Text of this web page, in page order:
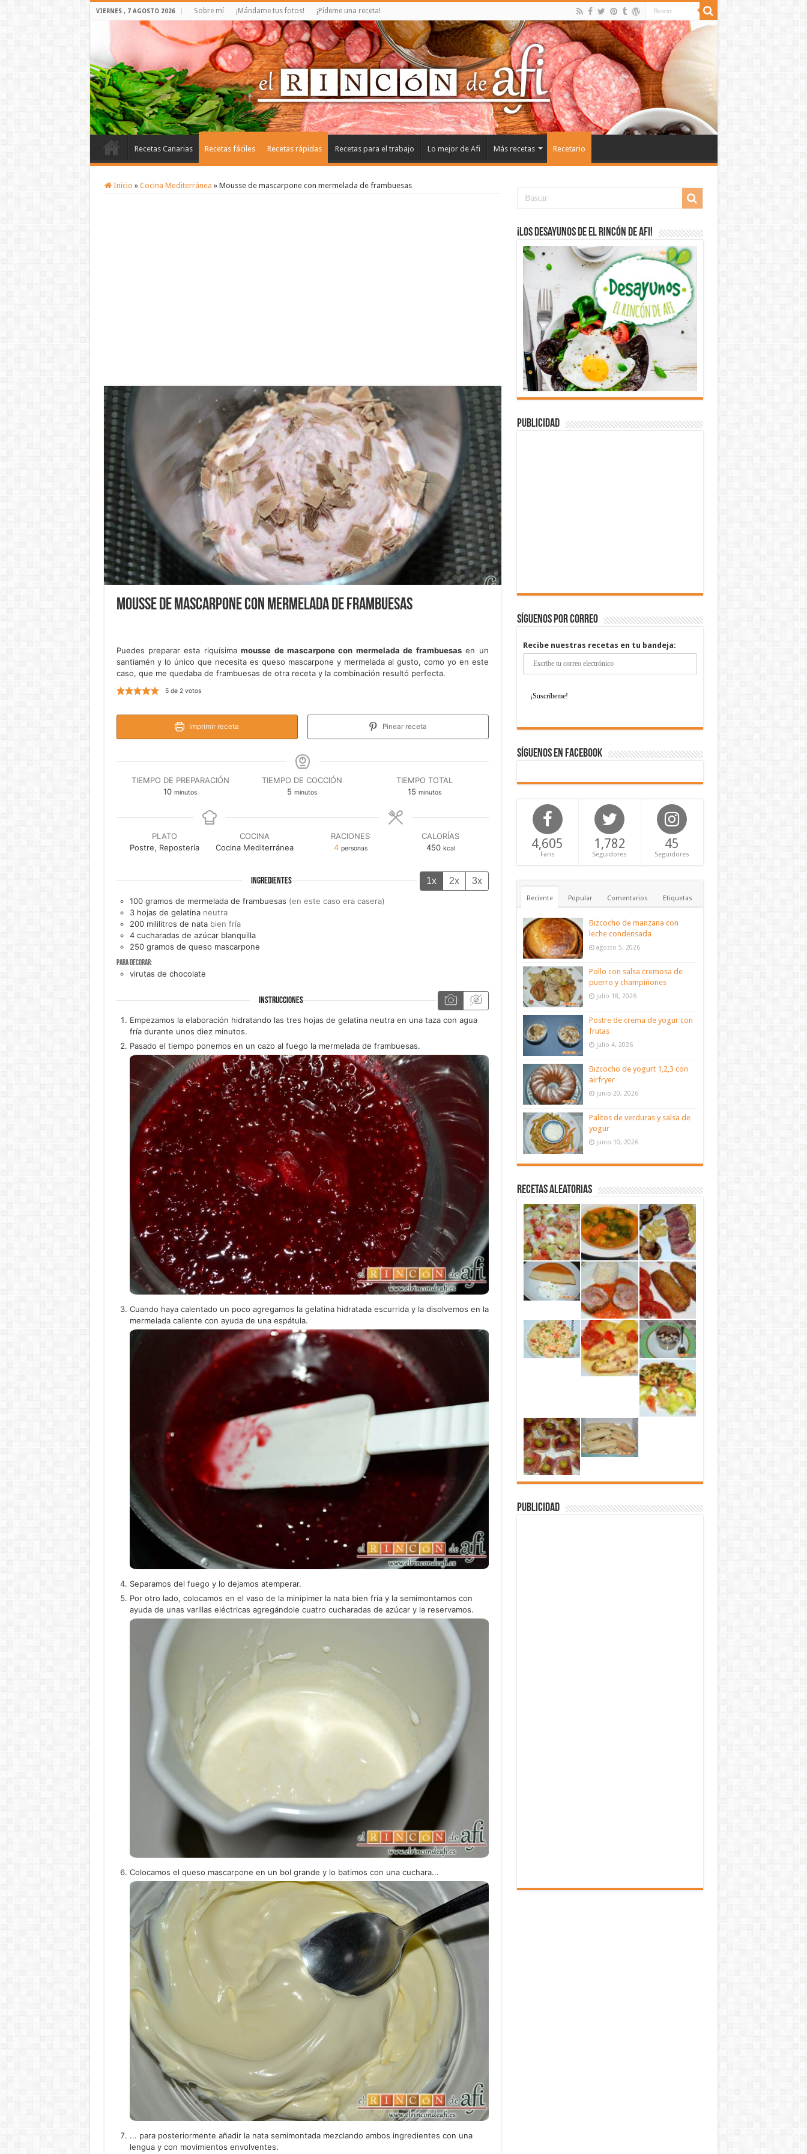
VIERNES , 7 AGOSTO 2026 Sobre mí ¡Mándame tus fotos! ¡Pídeme una receta!
Recetas Canarias Recetas fáciles Recetas rápidas Recetas para el trabajo Lo mejor de Afi Más recetas Recetario
Inicio » Cocina Mediterránea » Mousse de mascarpone con mermelada de frambuesas
Mousse de mascarpone con mermelada de frambuesas
Puedes preparar esta riquísimamousse de mascarpone con mermelada de frambuesasen un
santiamén y lo único que necesita es queso mascarpone y mermelada al gusto, como yo en este
caso, que me quedaba de frambuesas de otra receta y la combinación resultó perfecta.
5de 2votos
Imprimir receta Pinear receta
TIEMPO DE PREPARACIÓN
10minutos
minutos
TIEMPO DE COCCIÓN
5 minutos
minutos
TIEMPO TOTAL
15minutos
minutos
PLATO
Postre, Repostería
COCINA
Cocina Mediterránea
RACIONES
4 personas
CALORÍAS
450 kcal
INGREDIENTES 1x 2x 3x
100 gramos de mermelada de frambuesas (en este caso era casera)
3 hojas de gelatina neutra
200 mililitros de nata bien fría
4 cucharadas de azúcar blanquilla
250 gramos de queso mascarpone
Para decorar:
virutas de chocolate
INSTRUCCIONES
Empezamos la elaboración hidratando las tres hojas de gelatina neutra en una taza con agua
fría durante unos diez minutos.
Pasado el tiempo ponemos en un cazo al fuego la mermelada de frambuesas.
Cuando haya calentado un poco agregamos la gelatina hidratada escurrida y la disolvemos en la
mermelada caliente con ayuda de una espátula.
Separamos del fuego y lo dejamos atemperar.
Por otro lado, colocamos en el vaso de la minipimer la nata bien fría y la semimontamos con
ayuda de unas varillas eléctricas agregándole cuatro cucharadas de azúcar y la reservamos.
Colocamos el queso mascarpone en un bol grande y lo batimos con una cuchara...
... para posteriormente añadir la nata semimontada mezclando ambos ingredientes con una
lengua y con movimientos envolventes.
¡Los desayunos de El Rincón de Afi!
Publicidad
Síguenos por correo
Recibe nuestras recetas en tu bandeja:
Síguenos en Facebook
4,605
Fans
1,782
Seguidores
45
Seguidores
Reciente Popular Comentarios Etiquetas
Bizcocho de manzana con
leche condensada
agosto 5, 2026
Pollo con salsa cremosa de
puerro y champiñones
julio 18, 2026
Postre de crema de yogur con
frutas
julio 4, 2026
Bizcocho de yogurt 1,2,3 con
airfryer
junio 20, 2026
Palitos de verduras y salsa de
yogur
junio 10, 2026
Recetas aleatorias
Publicidad